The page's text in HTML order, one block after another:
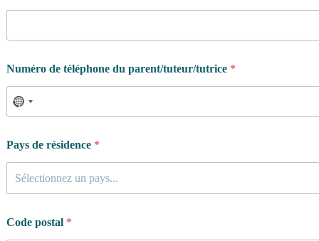
Numéro de téléphone du parent/tuteur/tutrice *
Pays de résidence *
Sélectionnez un pays...
Code postal *